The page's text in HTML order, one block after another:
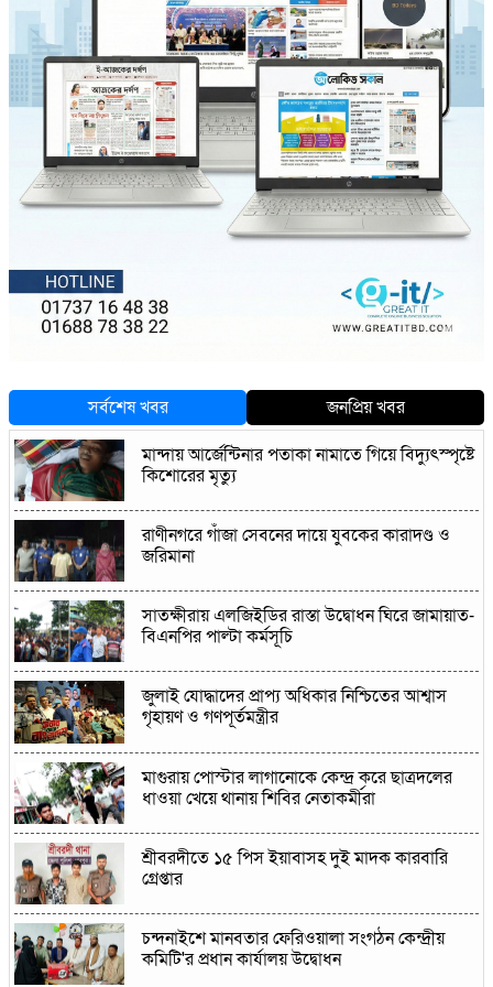
সর্বশেষ খবর
জনপ্রিয় খবর
মান্দায় আর্জেন্টিনার পতাকা নামাতে গিয়ে বিদ্যুৎস্পৃষ্টে
কিশোরের মৃত্যু
রাণীনগরে গাঁজা সেবনের দায়ে যুবকের কারাদণ্ড ও
জরিমানা
সাতক্ষীরায় এলজিইডির রাস্তা উদ্বোধন ঘিরে জামায়াত-
বিএনপির পাল্টা কর্মসূচি
জুলাই যোদ্ধাদের প্রাপ্য অধিকার নিশ্চিতের আশ্বাস
গৃহায়ণ ও গণপূর্তমন্ত্রীর
মাগুরায় পোস্টার লাগানোকে কেন্দ্র করে ছাত্রদলের
ধাওয়া খেয়ে থানায় শিবির নেতাকর্মীরা
শ্রীবরদীতে ১৫ পিস ইয়াবাসহ দুই মাদক কারবারি
গ্রেপ্তার
চন্দনাইশে মানবতার ফেরিওয়ালা সংগঠন কেন্দ্রীয়
কমিটি'র প্রধান কার্যালয় উদ্বোধন